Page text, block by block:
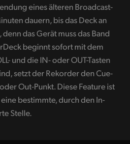
eines älteren Broadcast-
dauern, bis das Deck an
das Gerät muss das Band
beginnt sofort mit dem
und die IN- oder OUT-Tasten
setzt der Rekorder den Cue-
Out-Punkt. Diese Feature ist
bestimmte, durch den In-
Stelle.